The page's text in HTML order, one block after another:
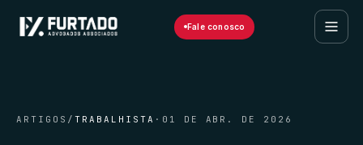
Fale conosco
ARTIGOS / TRABALHISTA · 01 DE ABR. DE 2026